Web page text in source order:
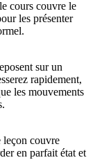
cours couvre le
les présenter
sur un
rapidement,
les mouvements
leçon couvre
en parfait état et